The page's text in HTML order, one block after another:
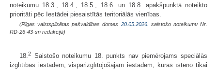
noteikumu 18.3., 18.4., 18.5., 18.6. un 18.8. apakšpunktā noteikto
prioritāti pēc Iestādei piesaistītās teritoriālās vienības.
(Rīgas valstspilsētas pašvaldības domes 20.05.2026.
saistošo noteikumu Nr.
RD-26-43-sn redakcijā)
18.2 Saistošo noteikumu 18. punkts nav piemērojams speciālās
izglītības iestādēm, vispārizglītojošajām iestādēm, kuras īsteno tikai